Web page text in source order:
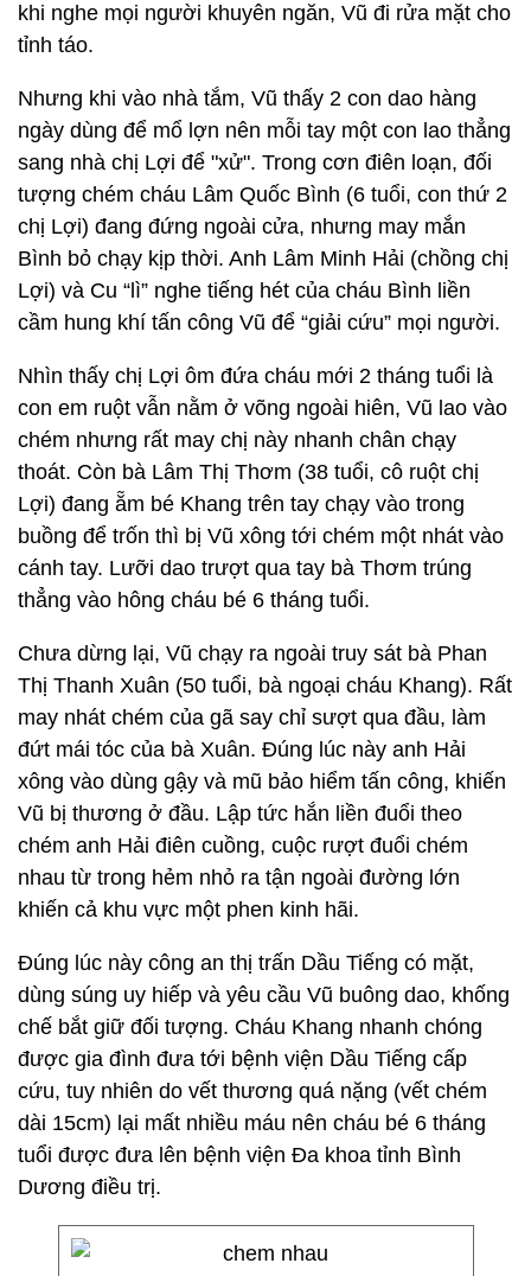
khi nghe mọi người khuyên ngăn, Vũ đi rửa mặt cho
tỉnh táo.
Nhưng khi vào nhà tắm, Vũ thấy 2 con dao hàng
ngày dùng để mổ lợn nên mỗi tay một con lao thẳng
sang nhà chị Lợi để "xử". Trong cơn điên loạn, đối
tượng chém cháu Lâm Quốc Bình (6 tuổi, con thứ 2
chị Lợi) đang đứng ngoài cửa, nhưng may mắn
Bình bỏ chạy kịp thời. Anh Lâm Minh Hải (chồng chị
Lợi) và Cu “lì” nghe tiếng hét của cháu Bình liền
cầm hung khí tấn công Vũ để “giải cứu” mọi người.
Nhìn thấy chị Lợi ôm đứa cháu mới 2 tháng tuổi là
con em ruột vẫn nằm ở võng ngoài hiên, Vũ lao vào
chém nhưng rất may chị này nhanh chân chạy
thoát. Còn bà Lâm Thị Thơm (38 tuổi, cô ruột chị
Lợi) đang ẵm bé Khang trên tay chạy vào trong
buồng để trốn thì bị Vũ xông tới chém một nhát vào
cánh tay. Lưỡi dao trượt qua tay bà Thơm trúng
thẳng vào hông cháu bé 6 tháng tuổi.
Chưa dừng lại, Vũ chạy ra ngoài truy sát bà Phan
Thị Thanh Xuân (50 tuổi, bà ngoại cháu Khang). Rất
may nhát chém của gã say chỉ sượt qua đầu, làm
đứt mái tóc của bà Xuân. Đúng lúc này anh Hải
xông vào dùng gậy và mũ bảo hiểm tấn công, khiến
Vũ bị thương ở đầu. Lập tức hắn liền đuổi theo
chém anh Hải điên cuồng, cuộc rượt đuổi chém
nhau từ trong hẻm nhỏ ra tận ngoài đường lớn
khiến cả khu vực một phen kinh hãi.
Đúng lúc này công an thị trấn Dầu Tiếng có mặt,
dùng súng uy hiếp và yêu cầu Vũ buông dao, khống
chế bắt giữ đối tượng. Cháu Khang nhanh chóng
được gia đình đưa tới bệnh viện Dầu Tiếng cấp
cứu, tuy nhiên do vết thương quá nặng (vết chém
dài 15cm) lại mất nhiều máu nên cháu bé 6 tháng
tuổi được đưa lên bệnh viện Đa khoa tỉnh Bình
Dương điều trị.